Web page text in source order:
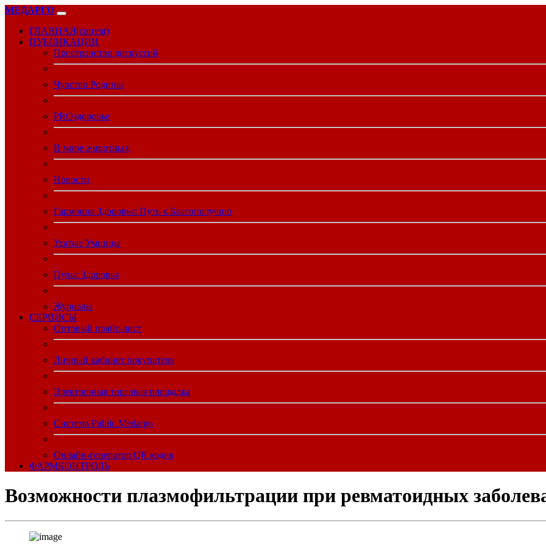
МЕДАРГО
ГЛАВНАЯ(current)
ПУБЛИКАЦИИ
Пространство дискуссий
Чувство Родины
PROздоровье
В мире животных
Новости
Гармония Здоровья: Путь к Благополучию
Усатые Умницы
Пульс Здоровья
Журналы
CЕРВИСЫ
Оптовый прайс-лист
Личный кабинет покупателя
Электронная торговая площадка
Система Public.Medargo
Онлайн-генератор QR кодов
ФАРМКОНТРОЛЬ
Возможности плазмофильтрации при ревматоидных